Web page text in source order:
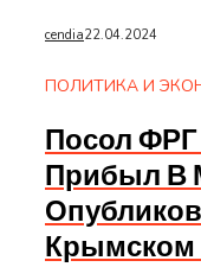
cendia22.04.2024
ПОЛИТИКА И
Посол
Прибыл В
Крымском